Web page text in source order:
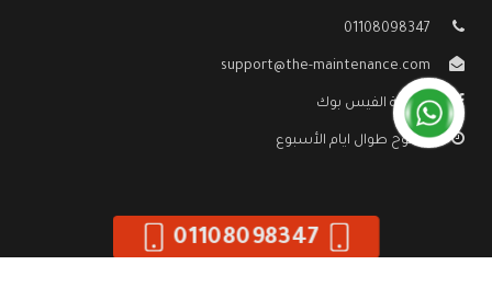
01108098347
support@the-maintenance.com
صفحة الفيس بوك
مفتوح طوال ايام الأسبوع
01108098347